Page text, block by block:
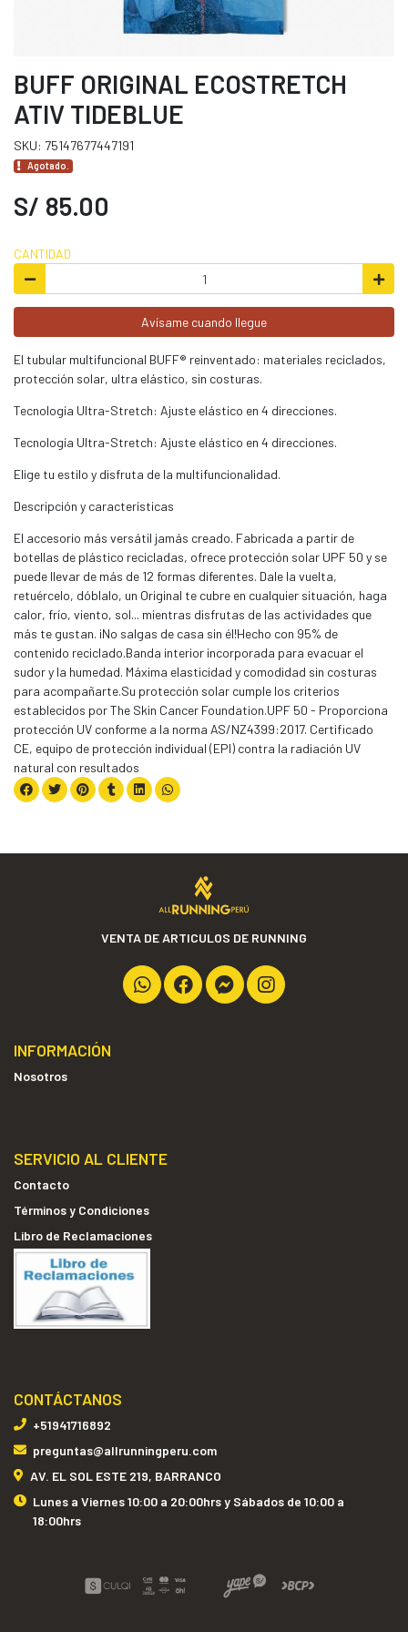
BUFF ORIGINAL ECOSTRETCH
ATIV TIDEBLUE
SKU: 75147677447191
Agotado.
S/ 85.00
CANTIDAD
Avísame cuando llegue
El tubular multifuncional BUFF® reinventado: materiales reciclados,
protección solar, ultra elástico, sin costuras.
Tecnología Ultra-Stretch: Ajuste elástico en 4 direcciones.
Tecnología Ultra-Stretch: Ajuste elástico en 4 direcciones.
Elige tu estilo y disfruta de la multifuncionalidad.
Descripción y características
El accesorio más versátil jamás creado. Fabricada a partir de
botellas de plástico recicladas, ofrece protección solar UPF 50 y se
puede llevar de más de 12 formas diferentes. Dale la vuelta,
retuércelo, dóblalo, un Original te cubre en cualquier situación, haga
calor, frío, viento, sol... mientras disfrutas de las actividades que
más te gustan. ¡No salgas de casa sin él!Hecho con 95% de
contenido reciclado.Banda interior incorporada para evacuar el
sudor y la humedad. Máxima elasticidad y comodidad sin costuras
para acompañarte.Su protección solar cumple los criterios
establecidos por The Skin Cancer Foundation.UPF 50 - Proporciona
protección UV conforme a la norma AS/NZ4399:2017. Certificado
CE, equipo de protección individual (EPI) contra la radiación UV
natural con resultados
VENTA DE ARTICULOS DE RUNNING
INFORMACIÓN
Nosotros
SERVICIO AL CLIENTE
Contacto
Términos y Condiciones
Libro de Reclamaciones
CONTÁCTANOS
+51941716892
preguntas@allrunningperu.com
AV. EL SOL ESTE 219, BARRANCO
Lunes a Viernes 10:00 a 20:00hrs y Sábados de 10:00 a
18:00hrs